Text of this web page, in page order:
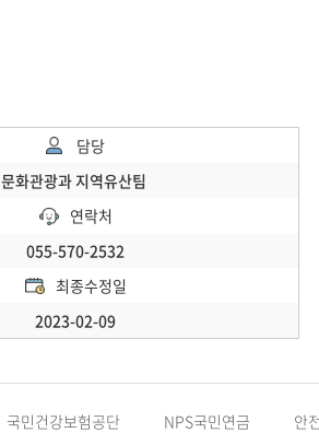
담당
문화관광과 지역유산팀
연락처
055-570-2532
최종수정일
2023-02-09
국민건강보험공단 NPS국민연금 안